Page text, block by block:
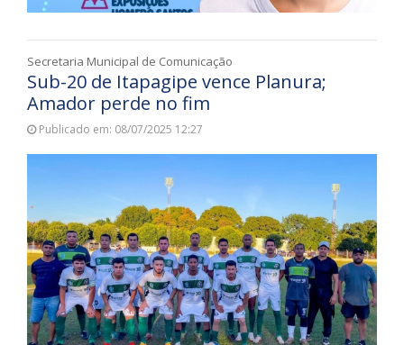
Secretaria Municipal de Comunicação
Sub-20 de Itapagipe vence Planura;
Amador perde no fim
Publicado em: 08/07/2025 12:27